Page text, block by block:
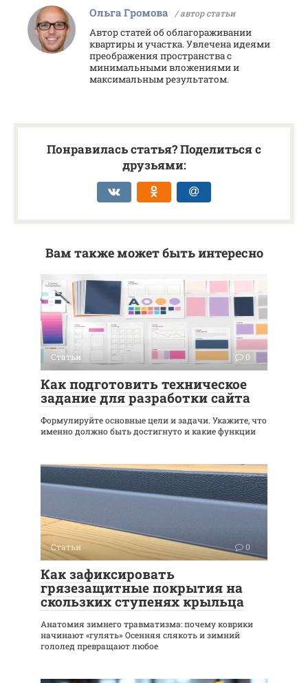
Ольга Громова / автор статьи
Автор статей об облагораживании
квартиры и участка. Увлечена идеями
преображения пространства с
минимальными вложениями и
максимальным результатом.
Понравилась статья? Поделиться с
друзьями:
Вам также может быть интересно
Статьи 0
Как подготовить техническое
задание для разработки сайта
Формулируйте основные цели и задачи. Укажите, что
именно должно быть достигнуто и какие функции
Статьи 0
Как зафиксировать
грязезащитные покрытия на
скользких ступенях крыльца
Анатомия зимнего травматизма: почему коврики
начинают «гулять» Осенняя слякоть и зимний
гололед превращают любое